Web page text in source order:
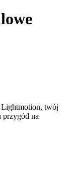
Lightmotion, twój
przygód na